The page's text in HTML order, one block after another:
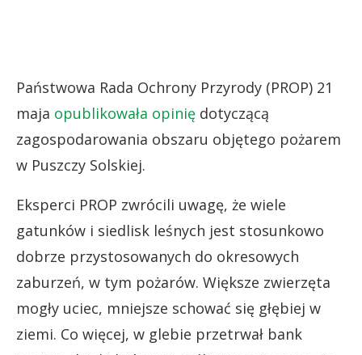
Państwowa Rada Ochrony Przyrody (PROP) 21
maja opublikowała opinię dotyczącą
zagospodarowania obszaru objętego pożarem
w Puszczy Solskiej.
Eksperci PROP zwrócili uwagę, że wiele
gatunków i siedlisk leśnych jest stosunkowo
dobrze przystosowanych do okresowych
zaburzeń, w tym pożarów. Większe zwierzęta
mogły uciec, mniejsze schować się głębiej w
ziemi. Co więcej, w glebie przetrwał bank